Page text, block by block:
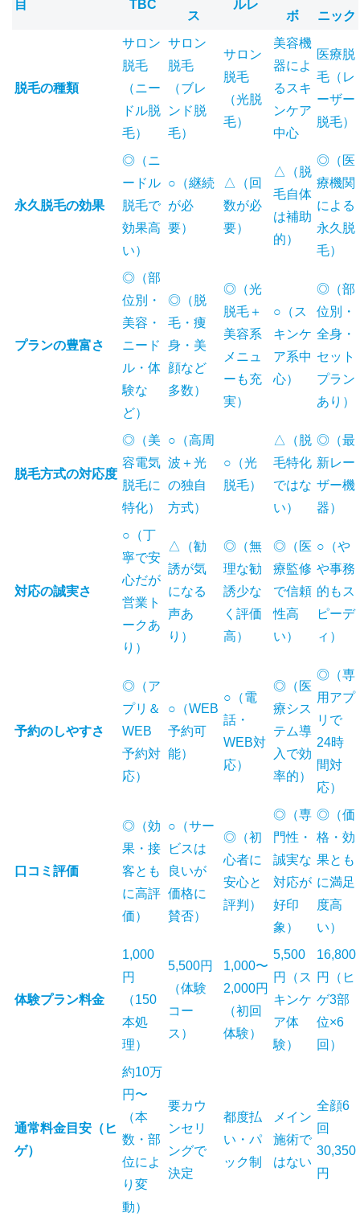
目
TBC
ス
ルレ
ボ
ニック
脱毛の種類
サロン
脱毛
（ニー
ドル脱
毛）
サロン
脱毛
（ブレ
ンド脱
毛）
サロン
脱毛
（光脱
毛）
美容機
器によ
るスキ
ンケア
中心
医療脱
毛（レ
ーザー
脱毛）
永久脱毛の効果
◎（ニ
ードル
脱毛で
効果高
い）
○（継続
が必
要）
△（回
数が必
要）
△（脱
毛自体
は補助
的）
◎（医
療機関
による
永久脱
毛）
プランの豊富さ
◎（部
位別・
美容・
ニード
ル・体
験な
ど）
◎（脱
毛・痩
身・美
顔など
多数）
◎（光
脱毛＋
美容系
メニュ
ーも充
実）
○（ス
キンケ
ア系中
心）
◎（部
位別・
全身・
セット
プラン
あり）
脱毛方式の対応度
◎（美
容電気
脱毛に
特化）
○（高周
波＋光
の独自
方式）
○（光
脱毛）
△（脱
毛特化
ではな
い）
◎（最
新レー
ザー機
器）
対応の誠実さ
○（丁
寧で安
心だが
営業ト
ークあ
り）
△（勧
誘が気
になる
声あ
り）
◎（無
理な勧
誘少な
く評価
高）
◎（医
療監修
で信頼
性高
い）
○（や
や事務
的もス
ピーデ
ィ）
予約のしやすさ
◎（ア
プリ＆
WEB
予約対
応）
○（WEB
予約可
能）
○（電
話・
WEB対
応）
◎（医
療シス
テム導
入で効
率的）
◎（専
用アプ
リで
24時
間対
応）
口コミ評価
◎（効
果・接
客とも
に高評
価）
○（サー
ビスは
良いが
価格に
賛否）
◎（初
心者に
安心と
評判）
◎（専
門性・
誠実な
対応が
好印
象）
◎（価
格・効
果とも
に満足
度高
い）
体験プラン料金
1,000
円
（150
本処
理）
5,500円
（体験
コー
ス）
1,000〜
2,000円
（初回
体験）
5,500
円（ス
キンケ
ア体
験）
16,800
円（ヒ
ゲ3部
位×6
回）
通常料金目安（ヒ
ゲ）
約10万
円〜
（本
数・部
位によ
り変
動）
要カウ
ンセリ
ングで
決定
都度払
い・パ
ック制
メイン
施術で
はない
全顔6
回
30,350
円